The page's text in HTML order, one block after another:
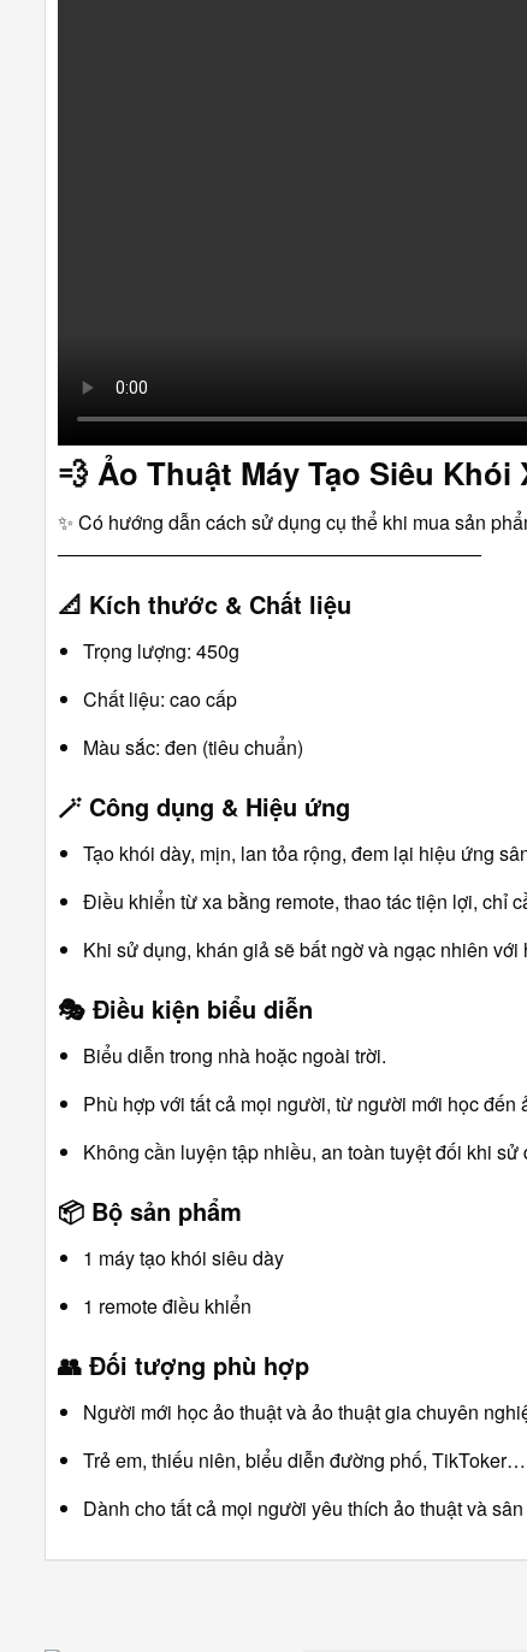
💨 Ảo Thuật Máy Tạo Siêu Khói
✨ Có hướng dẫn cách sử dụng cụ thể khi mua sản
――――――――――――――――――――――
📐 Kích thước & Chất liệu
Trọng lượng: 450g
Chất liệu: cao cấp
Màu sắc: đen (tiêu chuẩn)
🪄 Công dụng & Hiệu ứng
Tạo khói dày, mịn, lan tỏa rộng, đem lại hiệu ứng
Điều khiển từ xa bằng remote, thao tác tiện lợi, chỉ
Khi sử dụng, khán giả sẽ bất ngờ và ngạc nhiên với
🎭 Điều kiện biểu diễn
Biểu diễn trong nhà hoặc ngoài trời.
Phù hợp với tất cả mọi người, từ người mới học đến
Không cần luyện tập nhiều, an toàn tuyệt đối khi sử
📦 Bộ sản phẩm
1 máy tạo khói siêu dày
1 remote điều khiển
👥 Đối tượng phù hợp
Người mới học ảo thuật và ảo thuật gia chuyên
Trẻ em, thiếu niên, biểu diễn đường phố, TikToker…
Dành cho tất cả mọi người yêu thích ảo thuật và